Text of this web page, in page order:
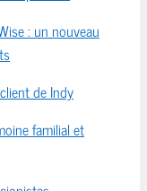
: un nouveau
de Indy
familial et